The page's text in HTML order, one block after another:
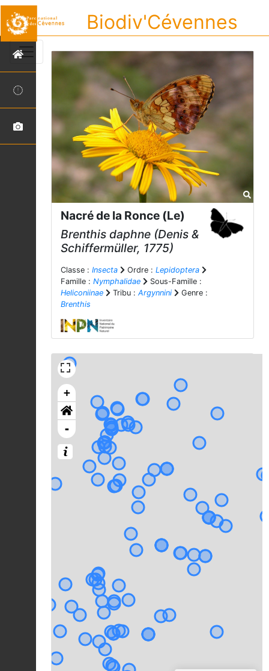
Biodiv'Cévennes
Nacré de la Ronce (Le)
Brenthis daphne (Denis &
Schiffermüller, 1775)
Classe : Insecta Ordre : Lepidoptera
Famille : Nymphalidae
Sous-Famille :
Heliconiinae
Tribu : Argynnini
Genre :
Brenthis
+
-